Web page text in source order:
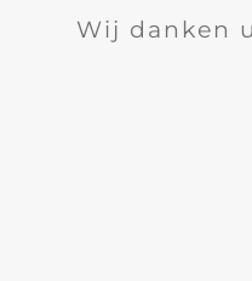
Wij danken